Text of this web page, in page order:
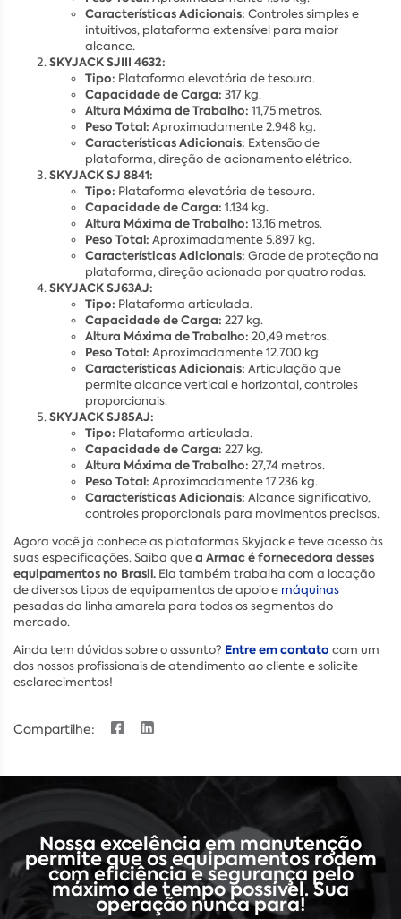
Características Adicionais: Controles simples e
intuitivos, plataforma extensível para maior
alcance.
SKYJACK SJIII 4632:
Tipo: Plataforma elevatória de tesoura.
Capacidade de Carga: 317 kg.
Altura Máxima de Trabalho: 11,75 metros.
Peso Total: Aproximadamente 2.948 kg.
Características Adicionais: Extensão de
plataforma, direção de acionamento elétrico.
SKYJACK SJ 8841:
Tipo: Plataforma elevatória de tesoura.
Capacidade de Carga: 1.134 kg.
Altura Máxima de Trabalho: 13,16 metros.
Peso Total: Aproximadamente 5.897 kg.
Características Adicionais: Grade de proteção na
plataforma, direção acionada por quatro rodas.
SKYJACK SJ63AJ:
Tipo: Plataforma articulada.
Capacidade de Carga: 227 kg.
Altura Máxima de Trabalho: 20,49 metros.
Peso Total: Aproximadamente 12.700 kg.
Características Adicionais: Articulação que
permite alcance vertical e horizontal, controles
proporcionais.
SKYJACK SJ85AJ:
Tipo: Plataforma articulada.
Capacidade de Carga: 227 kg.
Altura Máxima de Trabalho: 27,74 metros.
Peso Total: Aproximadamente 17.236 kg.
Características Adicionais: Alcance significativo,
controles proporcionais para movimentos precisos.
Agora você já conhece as plataformas Skyjack e teve acesso às
suas especificações. Saiba quea Armac é fornecedora desses
equipamentos no Brasil. Ela também trabalha com a locação
de diversos tipos de equipamentos de apoio e máquinas
pesadas da linha amarela para todos os segmentos do
mercado.
Ainda tem dúvidas sobre o assunto? Entre em contato com um
dos nossos profissionais de atendimento ao cliente e solicite
esclarecimentos!
Compartilhe:
Nossa excelência em manutenção
permite que os equipamentos rodem
com eficiência e segurança pelo
máximo de tempo possível. Sua
operação nunca para!